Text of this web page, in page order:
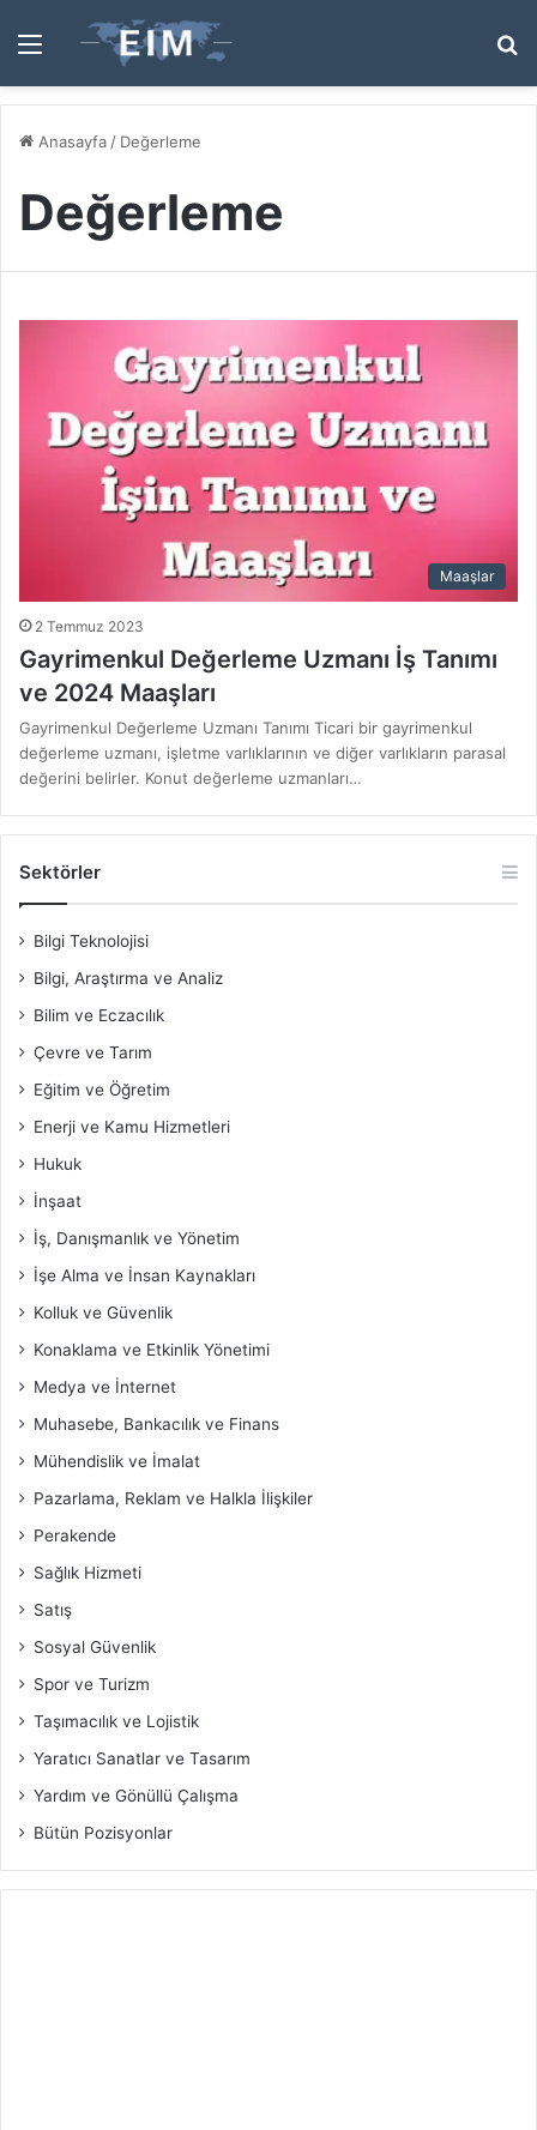
Menü
...
Anasayfa / Değerleme
Değerleme
Maaşlar
2 Temmuz 2023
Gayrimenkul Değerleme Uzmanı İş Tanımı
ve 2024 Maaşları
Gayrimenkul Değerleme Uzmanı Tanımı Ticari bir gayrimenkul
değerleme uzmanı, işletme varlıklarının ve diğer varlıkların parasal
değerini belirler. Konut değerleme uzmanları…
Sektörler
Bilgi Teknolojisi
Bilgi, Araştırma ve Analiz
Bilim ve Eczacılık
Çevre ve Tarım
Eğitim ve Öğretim
Enerji ve Kamu Hizmetleri
Hukuk
İnşaat
İş, Danışmanlık ve Yönetim
İşe Alma ve İnsan Kaynakları
Kolluk ve Güvenlik
Konaklama ve Etkinlik Yönetimi
Medya ve İnternet
Muhasebe, Bankacılık ve Finans
Mühendislik ve İmalat
Pazarlama, Reklam ve Halkla İlişkiler
Perakende
Sağlık Hizmeti
Satış
Sosyal Güvenlik
Spor ve Turizm
Taşımacılık ve Lojistik
Yaratıcı Sanatlar ve Tasarım
Yardım ve Gönüllü Çalışma
Bütün Pozisyonlar